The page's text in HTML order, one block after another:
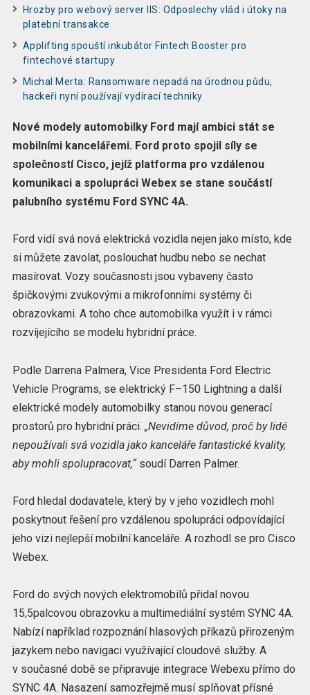
Hrozby pro webový server IIS: Odposlechy vlád i útoky na
platební transakce
Applifting spouští inkubátor Fintech Booster pro
fintechové startupy
Michal Merta: Ransomware nepadá na úrodnou půdu,
hackeři nyní používají vydírací techniky
Nové modely automobilky Ford mají ambici stát se
mobilními kancelářemi. Ford proto spojil síly se
společností Cisco, jejíž platforma pro vzdálenou
komunikaci a spolupráci Webexse stane součástí
palubního systému Ford SYNC 4A.
Ford vidí svá nová elektrická vozidla nejen jako místo, kde
si můžete zavolat, poslouchat hudbu nebo se nechat
masírovat. Vozy současnosti jsou vybaveny často
špičkovými zvukovými a mikrofonními systémy či
obrazovkami. A toho chce automobilka využít i v rámci
rozvíjejícího se modelu hybridní práce.
Podle Darrena Palmera, Vice Presidenta Ford Electric
Vehicle Programs, se elektrický F–150 Lightning a další
elektrické modely automobilky stanou novou generací
prostorů pro hybridní práci. „Nevidíme důvod, proč by lidé
nepoužívali svá vozidla jako kanceláře fantastické kvality,
aby mohli spolupracovat,“soudí Darren Palmer.
Ford hledal dodavatele, který by v jeho vozidlech mohl
poskytnout řešení pro vzdálenou spolupráci odpovídající
jeho vizi nejlepší mobilní kanceláře. A rozhodl se pro Cisco
Webex.
Ford do svých nových elektromobilů přidal novou
15,5palcovou obrazovku a multimediální systém SYNC 4A.
Nabízí například rozpoznání hlasových příkazů přirozeným
jazykem nebo navigaci využívající cloudové služby. A
v současné době se připravuje integrace Webexu přímo do
SYNC 4A. Nasazení samozřejmě musí splňovat přísné